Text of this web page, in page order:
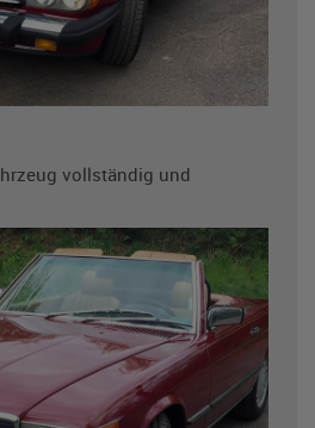
vollständig und